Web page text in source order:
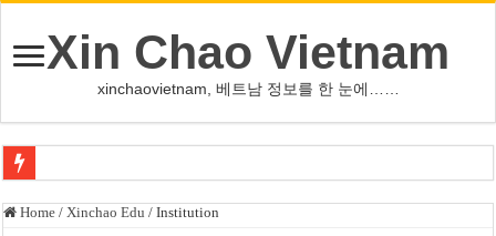
Xin Chao Vietnam
xinchaovietnam, 베트남 정보를 한 눈에……
쩐 타인 먼 베트남 국회의장 “외교 성과, 국가 위상 제고에 크게 기여”
Home / Xinchao Edu / Institution